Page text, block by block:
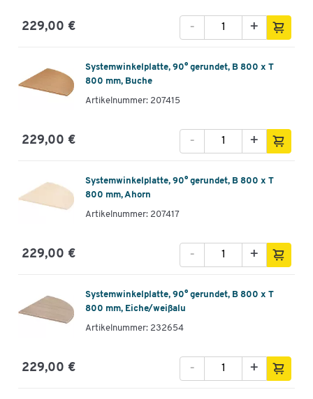
229,00 € +
-
Systemwinkelplatte, 90° gerundet, B 800 x T
800 mm, Buche
Artikelnummer: 207415
229,00 € +
-
Systemwinkelplatte, 90° gerundet, B 800 x T
800 mm, Ahorn
Artikelnummer: 207417
229,00 € +
-
Systemwinkelplatte, 90° gerundet, B 800 x T
800 mm, Eiche/weißalu
Artikelnummer: 232654
229,00 € +
-